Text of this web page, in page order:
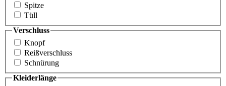
Spitze
Tüll
Verschluss
Knopf
Reißverschluss
Schnürung
Kleiderlänge